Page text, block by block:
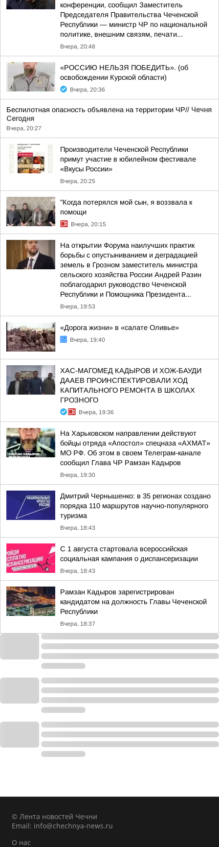
конференции, сообщил Заместитель
Председателя Правительства Чеченской
Республики — министр ЧР по национальной
политике, внешним связям, печати...
Вчера, 20:48
«РОССИЮ НЕЛЬЗЯ ПОБЕДИТЬ». (об
освобождении Курской области)
Вчера, 20:36
Беспилотная опасность объявлена на территории ЧР// Чечня
Сегодня
Вчера, 20:27
Производители Чеченской Республики
примут участие в юбилейном фестивале
«Вкусы России»
Вчера, 20:25
"Когда потерялся мой сын, я воззвала к
помощи
Вчера, 20:15
На открытии Форума наилучших практик
борьбы с опустыниванием и деградацией
земель в Грозном заместитель министра
сельского хозяйства России Андрей Разин
поблагодарил руководство Чеченской
Республики и Помощника Президента...
Вчера, 19:53
«Дорога жизни» в «салате Оливье»
Вчера, 19:40
ХАС-МАГОМЕД КАДЫРОВ И ХОЖ-БАУДИ
ДААЕВ ПРОИНСПЕКТИРОВАЛИ ХОД
КАПИТАЛЬНОГО РЕМОНТА В ШКОЛАХ
ГРОЗНОГО
Вчера, 19:36
На Харьковском направлении действуют
бойцы отряда «Апостол» спецназа «АХМАТ»
МО РФ. Об этом в своем Телеграм-канале
сообщил Глава ЧР Рамзан Кадыров
Вчера, 19:30
Дмитрий Чернышенко: в 35 регионах создано
порядка 110 маршрутов научно-популярного
туризма
Вчера, 18:43
С 1 августа стартовала всероссийская
социальная кампания о диспансеризации
Вчера, 18:43
Рамзан Кадыров зарегистрирован
кандидатом на должность Главы Чеченской
Республики
Вчера, 18:37
© Лента новостей Чечни
Email: info@chechnya-news.ru
О нас